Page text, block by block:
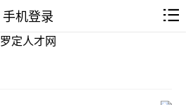
手机登录
罗定人才网